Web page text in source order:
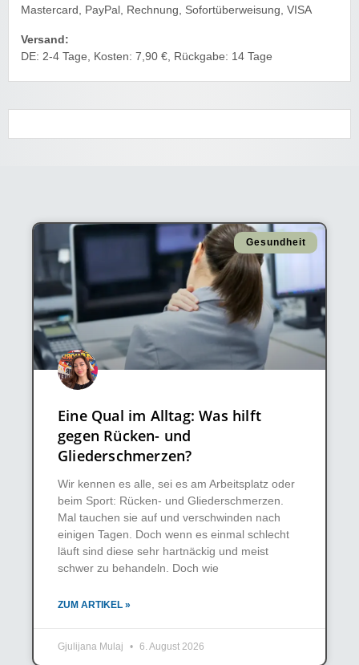
Mastercard, PayPal, Rechnung, Sofortüberweisung, VISA
Versand:
DE: 2-4 Tage, Kosten: 7,90 €, Rückgabe: 14 Tage
Gesundheit
Eine Qual im Alltag: Was hilft
gegen Rücken- und
Gliederschmerzen?
Wir kennen es alle, sei es am Arbeitsplatz oder
beim Sport: Rücken- und Gliederschmerzen.
Mal tauchen sie auf und verschwinden nach
einigen Tagen. Doch wenn es einmal schlecht
läuft sind diese sehr hartnäckig und meist
schwer zu behandeln. Doch wie
ZUM ARTIKEL »
Gjulijana Mulaj 6. August 2026